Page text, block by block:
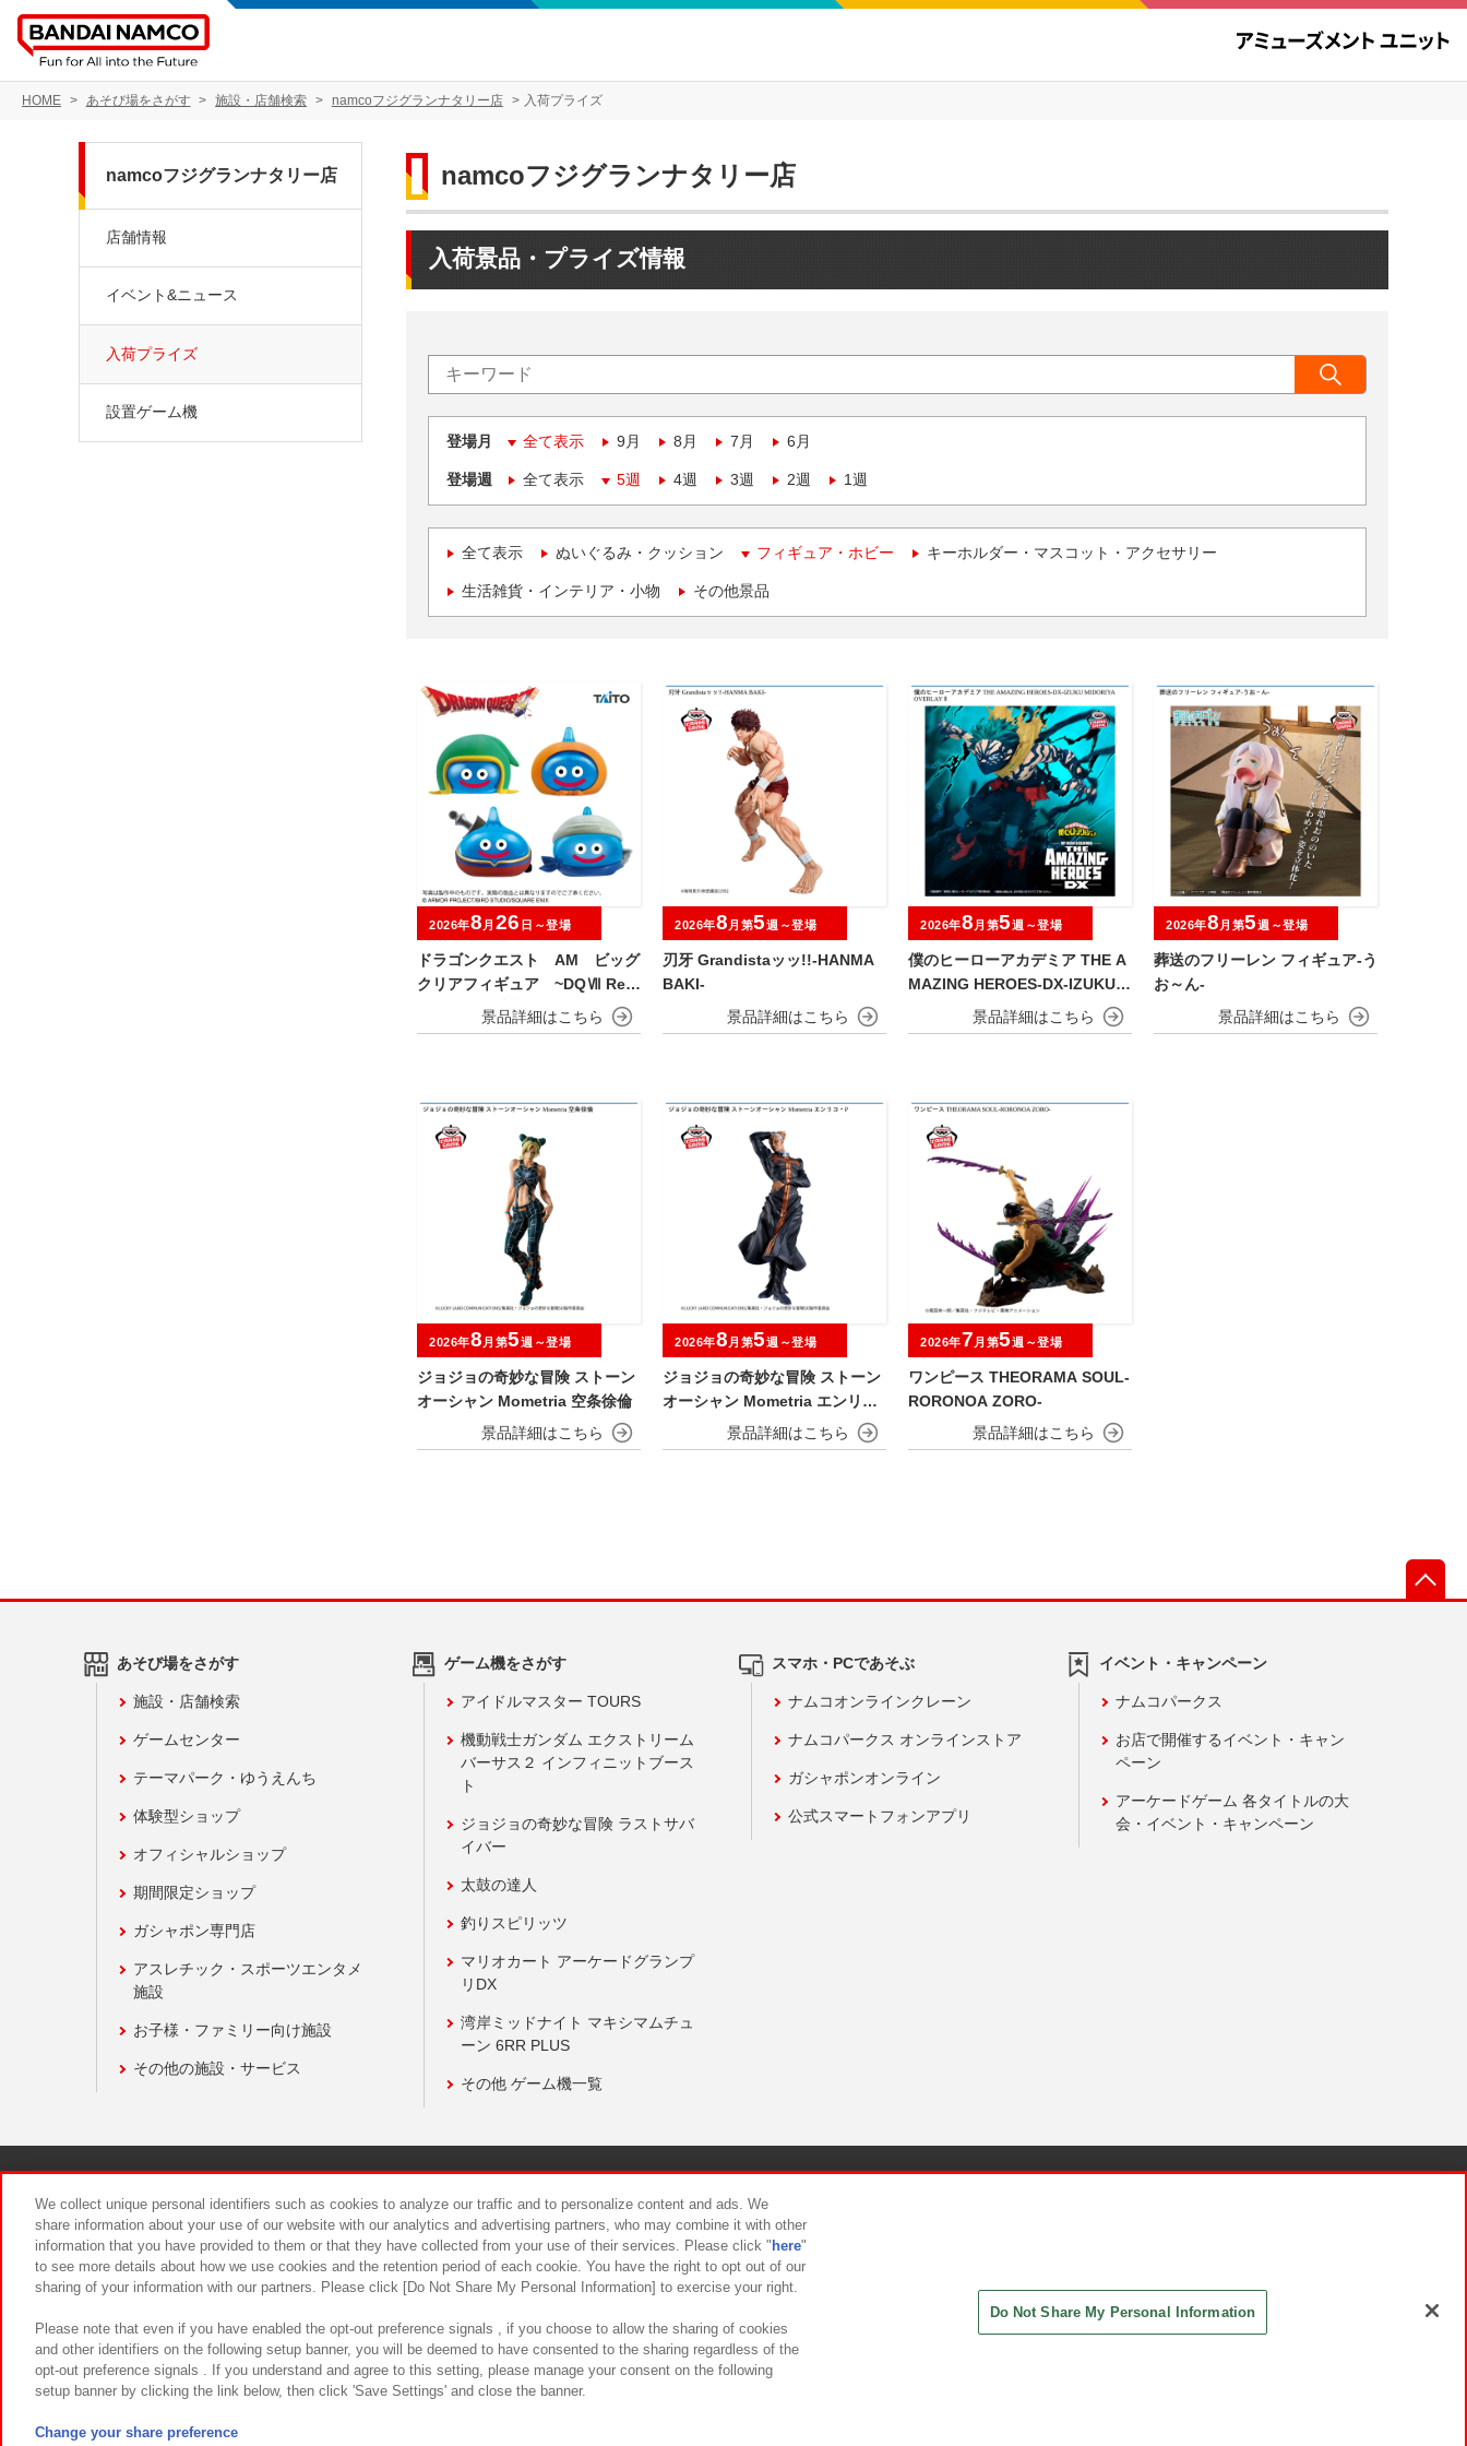
HOME あそび場をさがす 施設・店舗検索 namcoフジグランナタリー店 入荷プライズ
namcoフジグランナタリー店
入荷景品・プライズ情報
登場月 全て表示 9月 8月 7月 6月
登場週 全て表示 5週 4週 3週 2週 1週
全て表示 ぬいぐるみ・クッション フィギュア・ホビー キーホルダー・マスコット・アクセサリー
生活雑貨・インテリア・小物 その他景品
ドラゴンクエスト AM ビッグ
クリアフィギュア ~DQⅦ Rei
magined発売記念編~
2026年8 月 26 日～登場
刃牙 Grandistaッッ!!-HANMA
BAKI-
2026年8 月第5週～登場
僕のヒーローアカデミア THE A
MAZING HEROES-DX-IZUKU
MIDORIYA OVERLAY Ⅱ
2026年8 月第5週～登場
葬送のフリーレン フィギュア-う
お～ん-
2026年8 月第5週～登場
ジョジョの奇妙な冒険 ストーン
オーシャン Mometria 空条徐倫
2026年8 月第5週～登場
ジョジョの奇妙な冒険 ストーン
オーシャン Mometria エンリ
2026年8 月第5週～登場
ワンピース THEORAMA SOUL-
RORONOA ZORO-
2026年7 月第5週～登場
namcoフジグランナタリー店
店舗情報
イベント&ニュース
入荷プライズ
設置ゲーム機
あそび場をさがす
施設・店舗検索
ゲームセンター
テーマパーク・ゆうえんち
体験型ショップ
オフィシャルショップ
期間限定ショップ
ガシャポン専門店
アスレチック・スポーツエンタメ
施設
お子様・ファミリー向け施設
その他の施設・サービス
ゲーム機をさがす
アイドルマスター TOURS
機動戦士ガンダム エクストリーム
バーサス２ インフィニットブース
ト
ジョジョの奇妙な冒険 ラストサバ
イバー
太鼓の達人
釣りスピリッツ
マリオカート アーケードグランプ
リDX
湾岸ミッドナイト マキシマムチュ
ーン 6RR PLUS
その他 ゲーム機一覧
スマホ・PCであそぶ
ナムコオンラインクレーン
ナムコパークス オンラインストア
ガシャポンオンライン
公式スマートフォンアプリ
イベント・キャンペーン
ナムコパークス
お店で開催するイベント・キャン
ペーン
アーケードゲーム 各タイトルの大
会・イベント・キャンペーン
食品のご提供について カスタマーハラスメント対応方針
We collect unique personal identifiers such as cookies to analyze our traffic and to personalize content and ads. We
share information about your use of our website with our analytics and advertising partners, who may combine it with other
information that you have provided to them or that they have collected from your use of their services. Please click " here"
to see more details about how we use cookies and the retention period of each cookie. You have the right to opt out of our
sharing of your information with our partners. Please click [Do Not Share My Personal Information] to exercise your right.
Please note that even if you have enabled the opt-out preference signals , if you choose to allow the sharing of cookies
and other identifiers on the following setup banner, you will be deemed to have consented to the sharing regardless of the
opt-out preference signals . If you understand and agree to this setting, please manage your consent on the following
setup banner by clicking the link below, then click 'Save Settings' and close the banner.
Change your share preference
Do Not Share My Personal Information